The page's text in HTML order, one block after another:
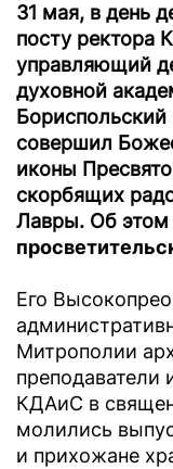
31 мая, в день
посту ректора
управляющий
духовной
совершил
иконы
скорбящих
Лавры. Об
Его
Митрополии
преподаватели
КДАиС в
молились
и прихожане